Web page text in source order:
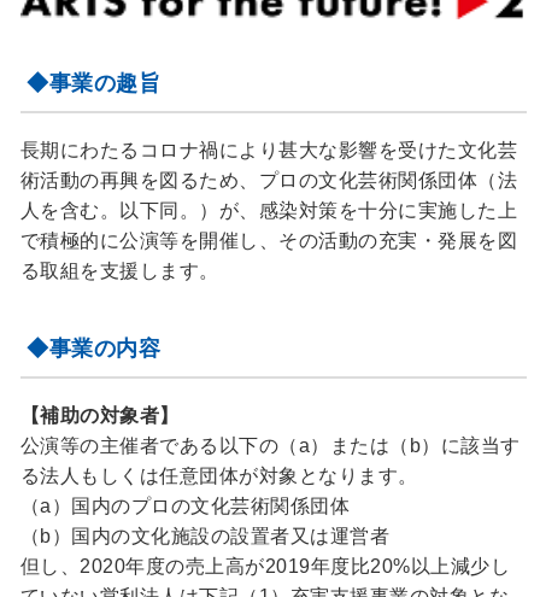
◆事業の趣旨
長期にわたるコロナ禍により甚大な影響を受けた文化芸
術活動の再興を図るため、プロの文化芸術関係団体（法
人を含む。以下同。）が、感染対策を十分に実施した上
で積極的に公演等を開催し、その活動の充実・発展を図
る取組を支援します。
◆事業の内容
【補助の対象者】
公演等の主催者である以下の（a）または（b）に該当す
る法人もしくは任意団体が対象となります。
（a）国内のプロの文化芸術関係団体
（b）国内の文化施設の設置者又は運営者
但し、2020年度の売上高が2019年度比20%以上減少し